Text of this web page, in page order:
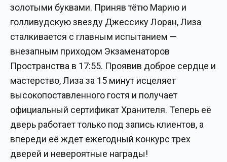
золотыми буквами. Приняв тётю Марию и
голливудскую звезду Джессику Лоран, Лиза
сталкивается с главным испытанием —
внезапным приходом Экзаменаторов
Пространства в 17:55. Проявив доброе сердце и
мастерство, Лиза за 15 минут исцеляет
высокопоставленного гостя и получает
официальный сертификат Хранителя. Теперь её
дверь работает только под запись клиентов, а
впереди её ждет ежегодный конкурс трех
дверей и невероятные награды!